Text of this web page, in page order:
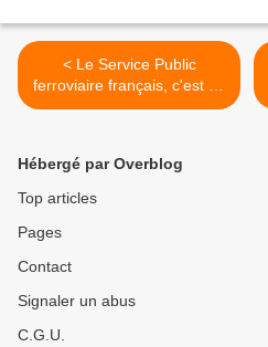
< Le Service Public
ferroviaire français, c'est du
passé
Hébergé par Overblog
Top articles
Pages
Contact
Signaler un abus
C.G.U.